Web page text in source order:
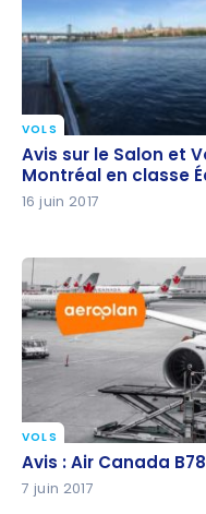
Avis sur le Salon et
Montréal en classe
VOLS
Avis sur le Salon et
Montréal en classe
16 juin 2017
Avis : Air Canada
VOLS
Avis : Air Canada
7 juin 2017